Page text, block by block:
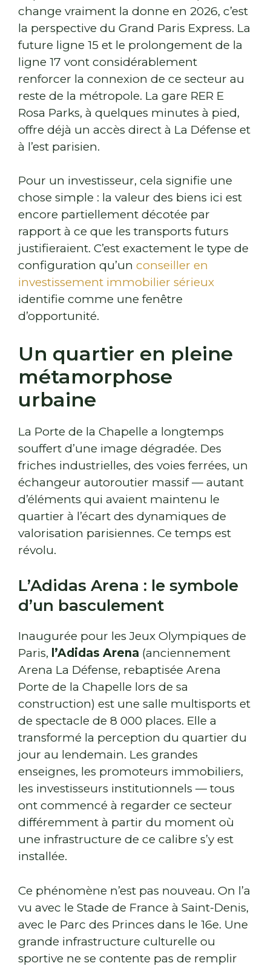
change vraiment la donne en 2026, c’est
la perspective du Grand Paris Express. La
future ligne 15 et le prolongement de la
ligne 17 vont considérablement
renforcer la connexion de ce secteur au
reste de la métropole. La gare RER E
Rosa Parks, à quelques minutes à pied,
offre déjà un accès direct à La Défense et
à l’est parisien.
Pour un investisseur, cela signifie une
chose simple : la valeur des biens ici est
encore partiellement décotée par
rapport à ce que les transports futurs
justifieraient. C’est exactement le type de
configuration qu’un conseiller en
investissement immobilier sérieux
identifie comme une fenêtre
d’opportunité.
Un quartier en pleine
métamorphose
urbaine
La Porte de la Chapelle a longtemps
souffert d’une image dégradée. Des
friches industrielles, des voies ferrées, un
échangeur autoroutier massif — autant
d’éléments qui avaient maintenu le
quartier à l’écart des dynamiques de
valorisation parisiennes. Ce temps est
révolu.
L’Adidas Arena : le symbole
d’un basculement
Inaugurée pour les Jeux Olympiques de
Paris, l’Adidas Arena (anciennement
Arena La Défense, rebaptisée Arena
Porte de la Chapelle lors de sa
construction) est une salle multisports et
de spectacle de 8 000 places. Elle a
transformé la perception du quartier du
jour au lendemain. Les grandes
enseignes, les promoteurs immobiliers,
les investisseurs institutionnels — tous
ont commencé à regarder ce secteur
différemment à partir du moment où
une infrastructure de ce calibre s’y est
installée.
Ce phénomène n’est pas nouveau. On l’a
vu avec le Stade de France à Saint-Denis,
avec le Parc des Princes dans le 16e. Une
grande infrastructure culturelle ou
sportive ne se contente pas de remplir